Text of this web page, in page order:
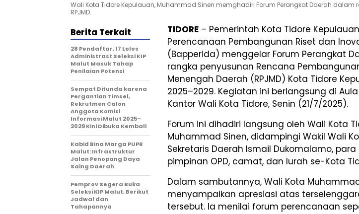
Wali Kota Tidore Kepulauan, Muhammad Sinen memghadiri Forum Perangkat Daerah dalam
RPJMD.
TIDORE – Pemerintah Kota Tidore
Perencanaan Pembangunan Riset dan
(Bapperida) menggelar Forum Perangkat
rangka penyusunan Rencana
Menengah Daerah (RPJMD) Kota Tidore
2025–2029. Kegiatan ini berlangsung di
Kantor Wali Kota Tidore, Senin (21/7/2025).
Forum ini dihadiri langsung oleh Wali Kota
Muhammad Sinen, didampingi Wakil Wali
Sekretaris Daerah Ismail Dukomalamo,
pimpinan OPD, camat, dan lurah se-Kota
Dalam sambutannya, Wali Kota
menyampaikan apresiasi atas
tersebut. Ia menilai forum perencanaan
Berita Terkait
28 Pendaftar, 17 Lolos
Administrasi: Seleksi KIP
Malut Masuk Tahap
Penilaian Potensi
Sempat Ditunda karena
Pergantian Timsel,
Rekrutmen Calon
Anggota Komisi
Informasi Malut 2025–
2029 Kini Dibuka Kembali
Kabid Bina Marga PUPR
Malut: Infrastruktur
Jalan Penopang Daya
Saing Daerah
Pemprov Segera Buka
Seleksi KIP Malut, Berikut
Jadwal dan
Tahapannya